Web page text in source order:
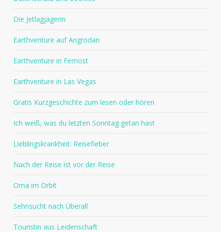
Die Jetlagjägerin
Earthventure auf Angrodan
Earthventure in Fernost
Earthventure in Las Vegas
Gratis Kurzgeschichte zum lesen oder hören
Ich weiß, was du letzten Sonntag getan hast
Lieblingskrankheit: Reisefieber
Nach der Reise ist vor der Reise
Oma im Orbit
Sehnsucht nach Überall
Touristin aus Leidenschaft